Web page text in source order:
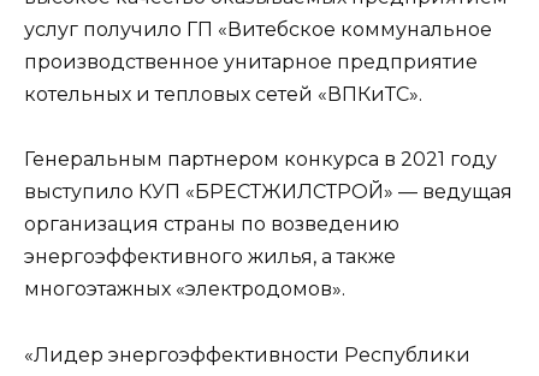
услуг получило ГП «Витебское коммунальное
производственное унитарное предприятие
котельных и тепловых сетей «ВПКиТС».
Генеральным партнером конкурса в 2021 году
выступило КУП «БРЕСТЖИЛСТРОЙ» — ведущая
организация страны по возведению
энергоэффективного жилья, а также
многоэтажных «электродомов».
«Лидер энергоэффективности Республики